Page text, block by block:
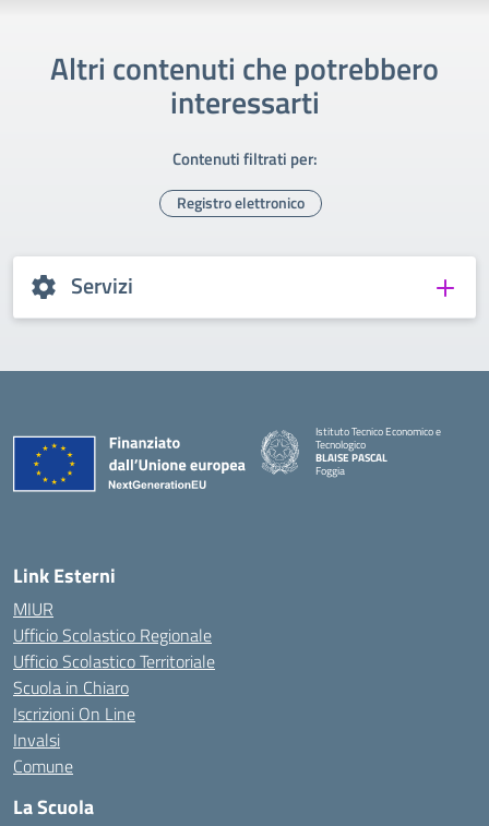
Altri contenuti che potrebbero
interessarti
Contenuti filtrati per:
Registro elettronico
Servizi
Istituto Tecnico Economico e
Tecnologico
BLAISE PASCAL
Foggia
— Visita la pagina iniziale della scuola
Link Esterni
MIUR
Ufficio Scolastico Regionale
Ufficio Scolastico Territoriale
Scuola in Chiaro
Iscrizioni On Line
Invalsi
Comune
La Scuola